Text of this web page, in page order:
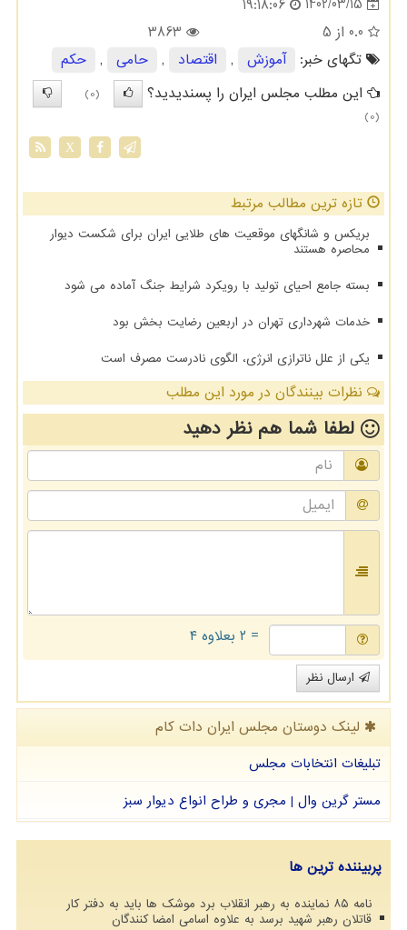
1402/03/15
19:18:06
0.0 از 5
3863
تگهای خبر:
آموزش , اقتصاد , حامی ,
حكم
این مطلب مجلس ایران را پسندیدید؟
(0)
(0)
X
تازه ترین مطالب مرتبط
بریکس و شانگهای موقعیت های طلایی ایران برای شکست دیوار
محاصره هستند
بسته جامع احیای تولید با رویکرد شرایط جنگ آماده می شود
خدمات شهرداری تهران در اربعین رضایت بخش بود
یکی از علل ناترازی انرژی، الگوی نادرست مصرف است
نظرات بینندگان در مورد این مطلب
لطفا شما همنظر دهید
= ۲ بعلاوه ۴
ارسال نظر
لینک دوستان مجلس ایران دات كام
تبلیغات انتخابات مجلس
مستر گرین وال | مجری و طراح انواع دیوار سبز
پربیننده ترین ها
نامه ۸۵ نماینده به رهبر انقلاب برد موشک ها باید به دفتر کار
قاتلان رهبر شهید برسد به علاوه اسامی امضا کنندگان